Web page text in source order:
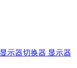
显示器切换器 显示器